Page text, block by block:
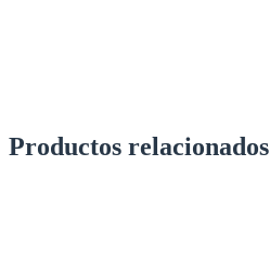
Productos relacionados